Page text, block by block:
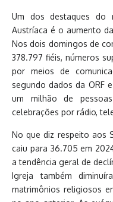
Um dos destaques do
Austríaca é o aumento
Nos dois domingos de
378.797 fiéis, números
por meios de
segundo dados da ORF
um milhão de
celebrações por rádio,
No que diz respeito aos
caiu para 36.705 em
a tendência geral de
Igreja também
matrimônios religiosos